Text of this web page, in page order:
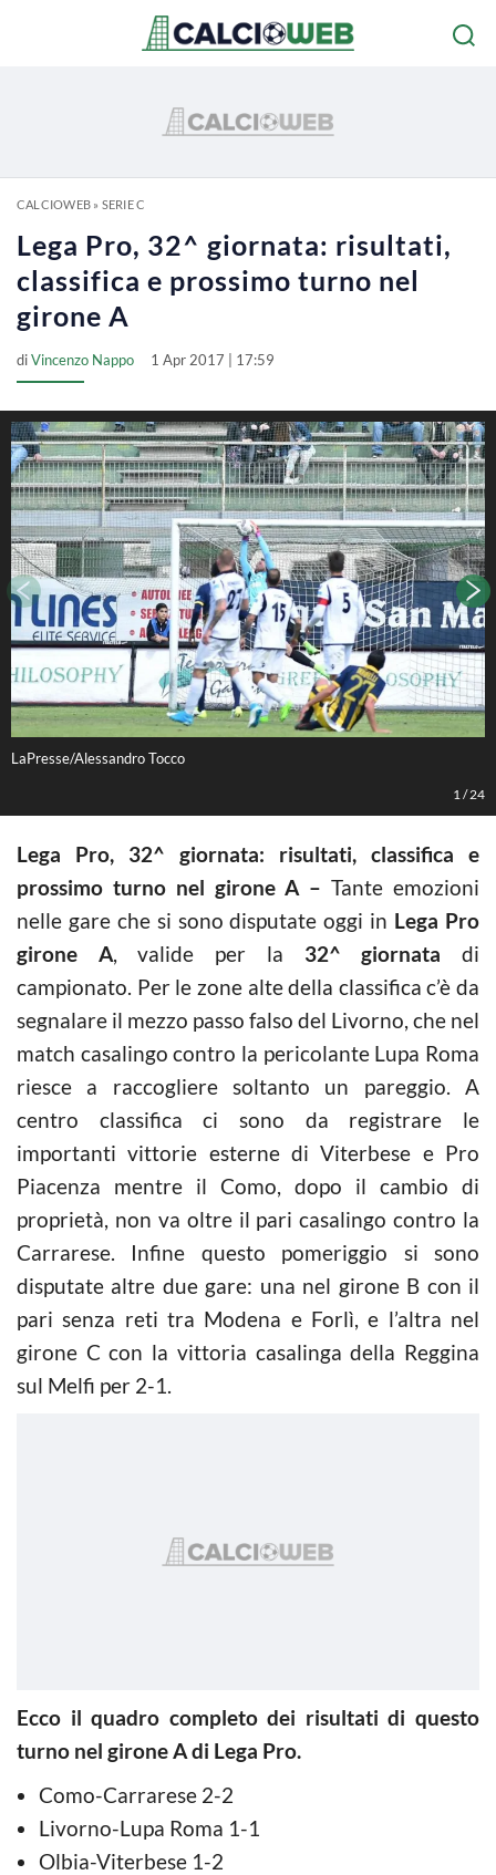
CALCIOWEB» SERIE C
Lega Pro, 32^ giornata: risultati,
classifica e prossimo turno nel
girone A
diVincenzo Nappo 1 Apr 2017 | 17:59
LaPresse/Alessandro Tocco
1 /24
Lega Pro, 32^ giornata: risultati, classifica e
prossimo turno nel girone A – Tante emozioni
nelle gare che si sono disputate oggi in Lega Pro
girone A, valide per la 32^ giornata di
campionato. Per le zone alte della classifica c’è da
segnalare il mezzo passo falso del Livorno, che nel
match casalingo contro la pericolante Lupa Roma
riesce a raccogliere soltanto un pareggio. A
centro classifica ci sono da registrare le
importanti vittorie esterne di Viterbese e Pro
Piacenza mentre il Como, dopo il cambio di
proprietà, non va oltre il pari casalingo contro la
Carrarese. Infine questo pomeriggio si sono
disputate altre due gare: una nel girone B con il
pari senza reti tra Modena e Forlì, e l’altra nel
girone C con la vittoria casalinga della Reggina
sul Melfi per 2-1.
Ecco il quadro completo dei risultati di questo
turno nel girone A di Lega Pro.
Como-Carrarese 2-2
Livorno-Lupa Roma 1-1
Olbia-Viterbese 1-2